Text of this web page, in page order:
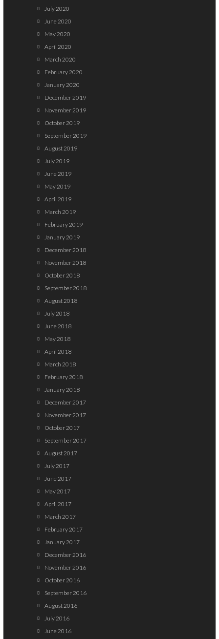
July 2020
June 2020
May 2020
April 2020
March 2020
February 2020
January 2020
December 2019
November 2019
October 2019
September 2019
August 2019
July 2019
June 2019
May 2019
April 2019
March 2019
February 2019
January 2019
December 2018
November 2018
October 2018
September 2018
August 2018
July 2018
June 2018
May 2018
April 2018
March 2018
February 2018
January 2018
December 2017
November 2017
October 2017
September 2017
August 2017
July 2017
June 2017
May 2017
April 2017
March 2017
February 2017
January 2017
December 2016
November 2016
October 2016
September 2016
August 2016
July 2016
June 2016